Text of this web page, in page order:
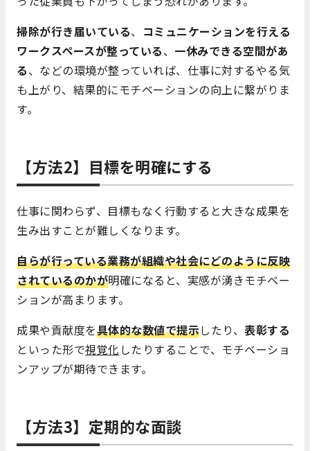
掃除が行き届いている、 コミュニケーションを行える
ワークスペースが整っている、 一休みできる空間があ
る、などの環境が整っていれば、仕事に対するやる気
も上がり、結果的にモチベーションの向上に繋がりま
す。
【方法2】目標を明確にする
仕事に関わらず、目標もなく行動すると大きな成果を
生み出すことが難しくなります。
自らが行っている業務が組織や社会にどのように反映
されているのかが明確になると、実感が湧きモチベー
ションが高まります。
成果や貢献度を具体的な数値で提示したり、 表彰する
といった形で視覚化 したりすることで、モチベーショ
ンアップが期待できます。
【方法3】定期的な面談